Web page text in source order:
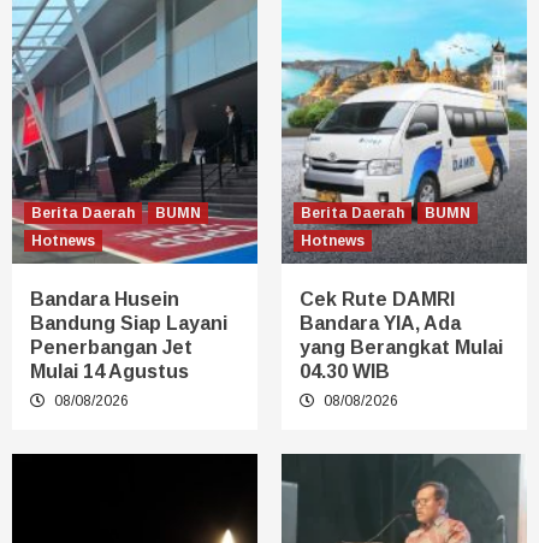
Berita Daerah
BUMN
Hotnews
Bandara Husein
Bandung Siap Layani
Penerbangan Jet
Mulai 14 Agustus
08/08/2026
Berita Daerah
BUMN
Hotnews
Cek Rute DAMRI
Bandara YIA, Ada
yang Berangkat Mulai
04.30 WIB
08/08/2026